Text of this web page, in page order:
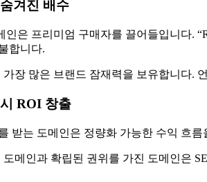
겨진 배수
은 프리미엄 구매자를 끌어들입니다.
합니다.
가장 많은 브랜드 잠재력을 보유합니다.
ROI 창출
받는 도메인은 정량화 가능한 수익 흐
도메인과 확립된 권위를 가진 도메인은